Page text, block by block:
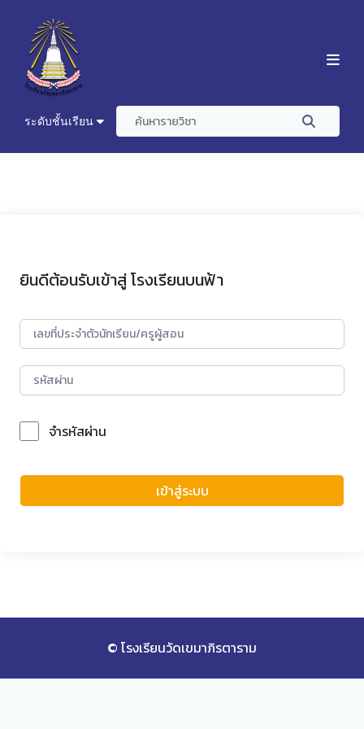
ระดับชั้นเรียน
ยินดีต้อนรับเข้าสู่ โรงเรียนบนฟ้า
จำรหัสผ่าน
เข้าสู่ระบบ
© โรงเรียนวัดเขมาภิรตาราม